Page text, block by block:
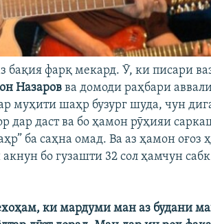
бақия фарқ мекард. Ӯ, ки писари
Назаров ва домоди раҳбари
муҳити шаҳр бузург шуда, чун
дар даст ва бо ҳамон рӯҳияи
ба саҳна омад. Ва аз ҳамон оғоз
акнун бо гузашти 32 сол ҳамчун
ки мардуми ман аз будани